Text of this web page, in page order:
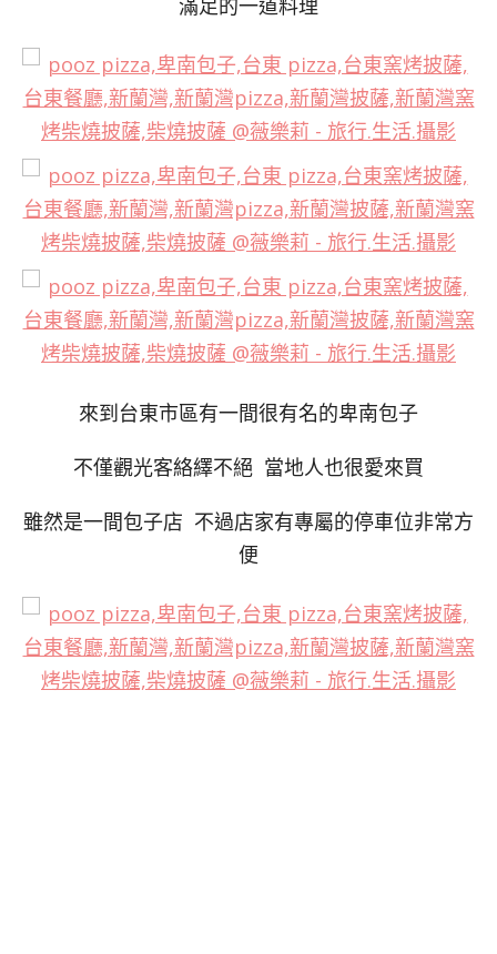
來到台東市區有一間很有名的卑南包子
不僅觀光客絡繹不絕 當地人也很愛來買
雖然是一間包子店 不過店家有專屬的停車位非常方
便